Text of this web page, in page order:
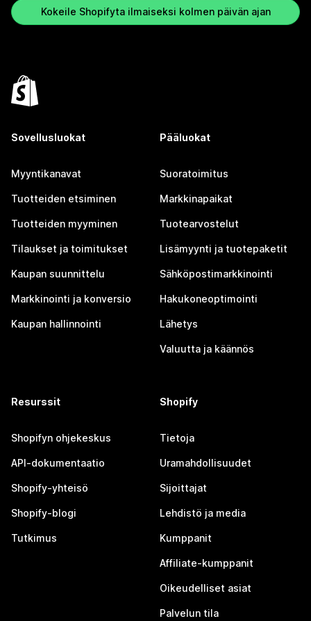
Kokeile Shopifyta ilmaiseksi kolmen päivän ajan
Sovellusluokat
Myyntikanavat
Tuotteiden etsiminen
Tuotteiden myyminen
Tilaukset ja toimitukset
Kaupan suunnittelu
Markkinointi ja konversio
Kaupan hallinnointi
Pääluokat
Suoratoimitus
Markkinapaikat
Tuotearvostelut
Lisämyynti ja tuotepaketit
Sähköpostimarkkinointi
Hakukoneoptimointi
Lähetys
Valuutta ja käännös
Resurssit
Shopifyn ohjekeskus
API-dokumentaatio
Shopify-yhteisö
Shopify-blogi
Tutkimus
Shopify
Tietoja
Uramahdollisuudet
Sijoittajat
Lehdistö ja media
Kumppanit
Affiliate-kumppanit
Oikeudelliset asiat
Palvelun tila